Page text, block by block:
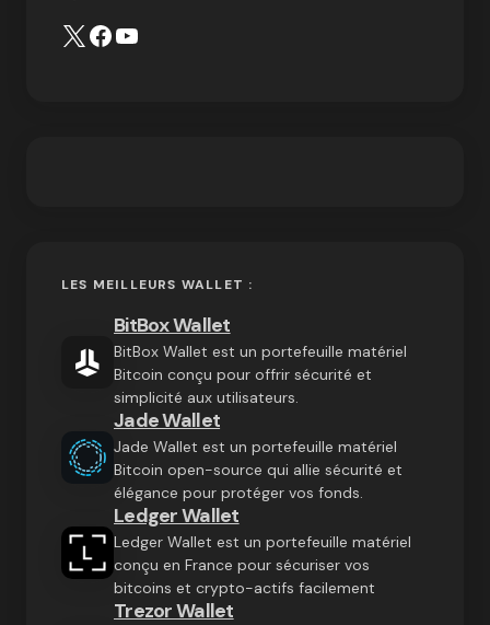
LES MEILLEURS WALLET :
BitBox Wallet
BitBox Wallet est un portefeuille matériel
Bitcoin conçu pour offrir sécurité et
simplicité aux utilisateurs.
Jade Wallet
Jade Wallet est un portefeuille matériel
Bitcoin open-source qui allie sécurité et
élégance pour protéger vos fonds.
Ledger Wallet
Ledger Wallet est un portefeuille matériel
conçu en France pour sécuriser vos
bitcoins et crypto-actifs facilement
Trezor Wallet